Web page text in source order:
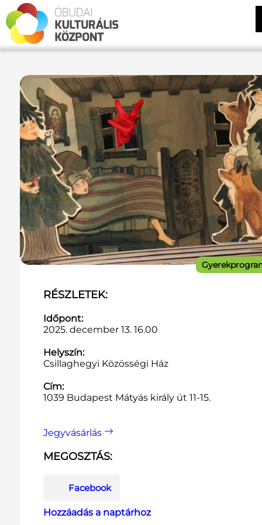
RÉSZLETEK:
Időpont:
2025. december 13. 16.00
Helyszín:
Csillaghegyi Közösségi Ház
Cím:
1039 Budapest Mátyás király út 11-15.
Jegyvásárlás
MEGOSZTÁS:
Facebook
Hozzáadás a naptárhoz